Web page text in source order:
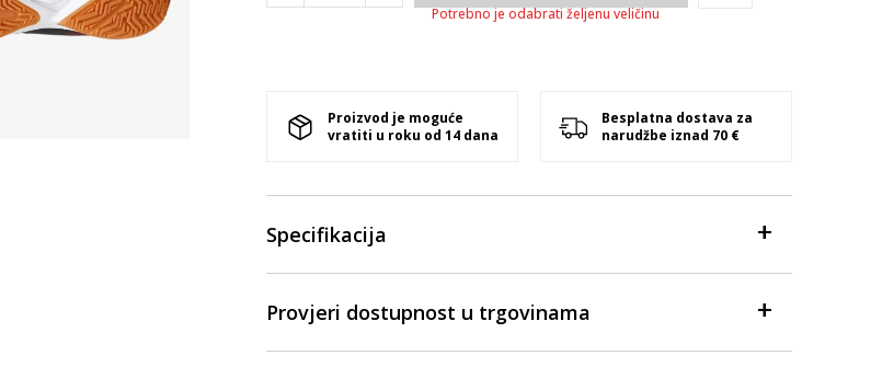
Potrebno je odabrati željenu veličinu
Proizvod je moguće
vratiti u roku od 14 dana
Besplatna dostava za
narudžbe iznad 70 €
Specifikacija
Provjeri dostupnost u trgovinama